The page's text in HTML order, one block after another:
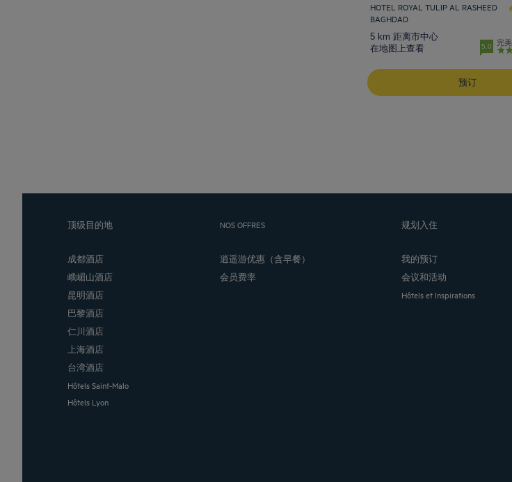
HOTEL ROYAL TULIP AL RASHEED
BAGHDAD
5 km 距离市中心
在地图上查看
5.0 完美
预订
顶级目的地
成都酒店
峨嵋山酒店
昆明酒店
巴黎酒店
仁川酒店
上海酒店
台湾酒店
Hôtels Saint-Malo
Hôtels Lyon
NOS OFFRES
逍遥游优惠（含早餐）
会员费率
规划入住
我的预订
会议和活动
Hôtels et Inspirations